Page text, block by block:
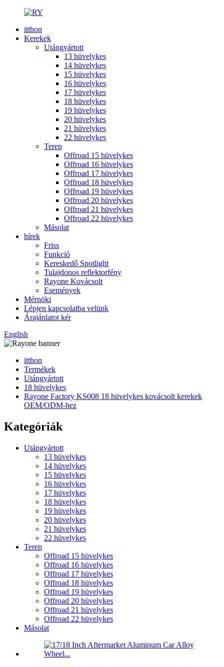
itthon
Kerekek
Utángyártott
13 hüvelykes
14 hüvelykes
15 hüvelykes
16 hüvelykes
17 hüvelykes
18 hüvelykes
19 hüvelykes
20 hüvelykes
21 hüvelykes
22 hüvelykes
Terep
Offroad 15 hüvelykes
Offroad 16 hüvelykes
Offroad 17 hüvelykes
Offroad 18 hüvelykes
Offroad 19 hüvelykes
Offroad 20 hüvelykes
Offroad 21 hüvelykes
Offroad 22 hüvelykes
Másolat
hírek
Friss
Funkció
Kereskedő Spotlight
Tulajdonos reflektorfény
Rayone Kovácsolt
Események
Mérnöki
Lépjen kapcsolatba velünk
Árajánlatot kér
English
itthon
Termékek
Utángyártott
18 hüvelykes
Rayone Factory KS008 18 hüvelykes kovácsolt kerekek
OEM/ODM-hez
Kategóriák
Utángyártott
13 hüvelykes
14 hüvelykes
15 hüvelykes
16 hüvelykes
17 hüvelykes
18 hüvelykes
19 hüvelykes
20 hüvelykes
21 hüvelykes
22 hüvelykes
Terep
Offroad 15 hüvelykes
Offroad 16 hüvelykes
Offroad 17 hüvelykes
Offroad 18 hüvelykes
Offroad 19 hüvelykes
Offroad 20 hüvelykes
Offroad 21 hüvelykes
Offroad 22 hüvelykes
Másolat